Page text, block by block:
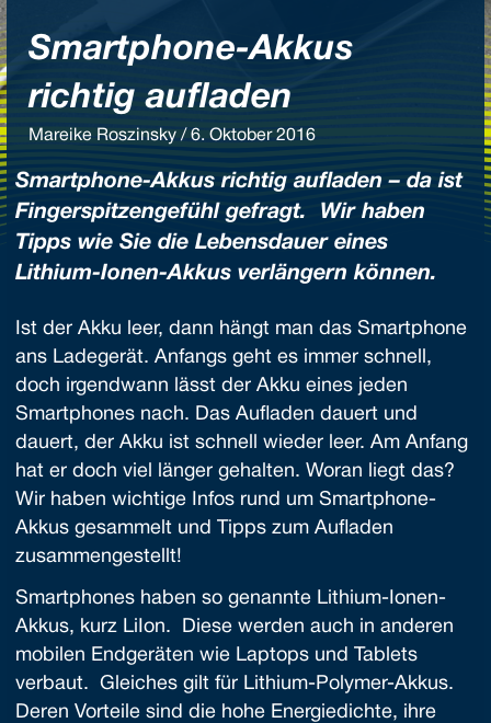
Smartphone-Akkus
richtig aufladen
Mareike Roszinsky / 6. Oktober 2016
Smartphone-Akkus richtig aufladen – da ist
Fingerspitzengefühl gefragt. Wir haben
Tipps wie Sie die Lebensdauer eines
Lithium-Ionen-Akkus verlängern können.
Ist der Akku leer, dann hängt man das Smartphone
ans Ladegerät. Anfangs geht es immer schnell,
doch irgendwann lässt der Akku eines jeden
Smartphones nach. Das Aufladen dauert und
dauert, der Akku ist schnell wieder leer. Am Anfang
hat er doch viel länger gehalten. Woran liegt das?
Wir haben wichtige Infos rund um Smartphone-
Akkus gesammelt und Tipps zum Aufladen
zusammengestellt!
Smartphones haben so genannte Lithium-Ionen-
Akkus, kurz LiIon. Diese werden auch in anderen
mobilen Endgeräten wie Laptops und Tablets
verbaut. Gleiches gilt für Lithium-Polymer-Akkus.
Deren Vorteile sind die hohe Energiedichte, ihre